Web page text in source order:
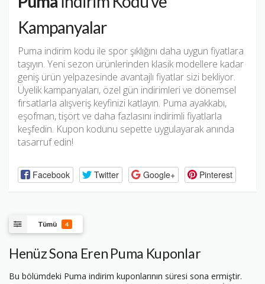
Kampanyalar
Puma indirim kodu ile spor şıklığını daha uygun fiyatlara
taşıyın. Yeni sezon ürünlerinden klasik modellere kadar
geniş ürün yelpazesinde avantajlı fiyatlar sizi bekliyor.
Üyelik kampanyaları, özel gün indirimleri ve dönemsel
fırsatlarla alışveriş keyfinizi katlayın. Puma ayakkabı,
eşofman, tişört ve daha fazlasını indirimli fiyatlarla
keşfedin. Kupon kodunu sepette uygulayarak anında
tasarruf edin!
Facebook Twitter Google+ Pinterest
Tümü 4
Henüz Sona Eren Puma Kuponlar
Bu bölümdeki Puma indirim kuponlarının süresi sona ermiştir.